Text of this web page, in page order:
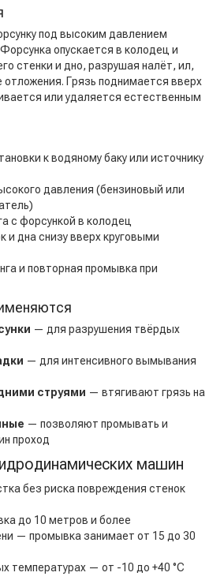
под высоким давлением
опускается в колодец и
стенки и дно, разрушая налёт, ил,
отложения. Грязь поднимается вверх
или удаляется естественным
к водяному баку или источнику
давления (бензиновый или
с форсункой в колодец
и дна снизу вверх круговыми
и повторная промывка при
— для разрушения твёрдых
— для интенсивного вымывания
струями — втягивают грязь на
— позволяют промывать и
проход
машин
без риска повреждения стенок
до 10 метров и более
— промывка занимает от 15 до 30
температурах — от -10 до +40 °C